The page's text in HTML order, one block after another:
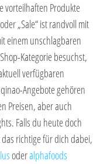
vorteilhaften Produkte
„Sale“ ist randvoll mit
einem unschlagbaren
Kategorie besuchst,
verfügbaren
Angebote gehören
Preisen, aber auch
Falls du heute doch
richtige für dich dabei,
oderalphafoods